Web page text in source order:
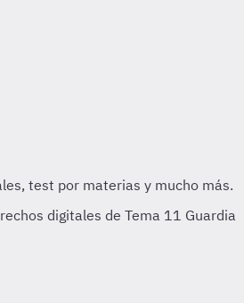
digitales de Tema 11 Guardia